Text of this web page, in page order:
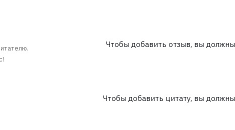
Чтобы добавить отзыв, вы должны
Чтобы добавить цитату, вы должны